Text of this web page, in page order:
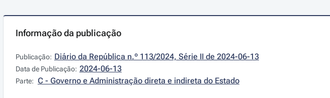
Informação da publicação
Publicação: Diário da República n.º 113/2024, Série II de 2024-06-13
Data de Publicação: 2024-06-13
Parte: C - Governo e Administração direta e indireta do Estado